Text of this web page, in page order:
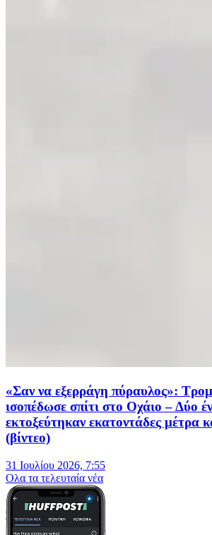
«Σαν να εξερράγη πύραυλος»:
ισοπέδωσε σπίτι στο Οχάιο – Δύο
εκτοξεύτηκαν εκατοντάδες μέτρα
(βίντεο)
31 Ιουλίου 2026, 7:55
Oλα τα τελευταία νέα